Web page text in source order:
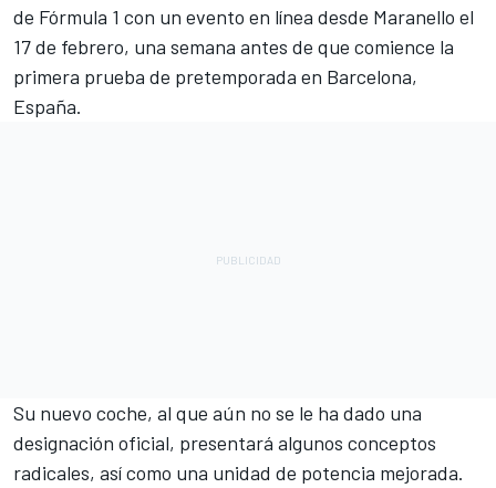
de Fórmula 1 con un evento en línea desde Maranello el
17 de febrero, una semana antes de que comience la
primera prueba de pretemporada en Barcelona,
España.
Su nuevo coche, al que aún no se le ha dado una
designación oficial, presentará algunos conceptos
radicales, así como una unidad de potencia mejorada.